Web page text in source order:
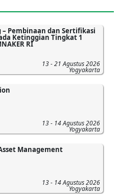
Pembinaan dan Sertifikasi
Ketinggian Tingkat 1
RI
13 - 21 Agustus 2026
Yogyakarta
13 - 14 Agustus 2026
Yogyakarta
Management
13 - 14 Agustus 2026
Yogyakarta